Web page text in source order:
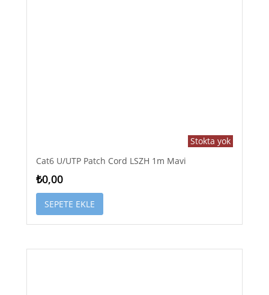
Stokta yok
Cat6 U/UTP Patch Cord LSZH 1m Mavi
₺0,00
SEPETE EKLE